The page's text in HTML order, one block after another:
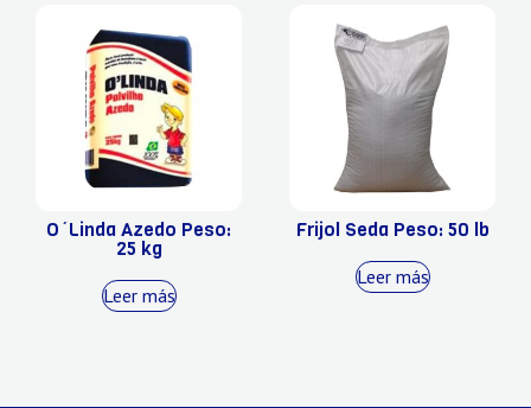
O´Linda Azedo Peso:
25 kg
Leer más
Frijol Seda Peso: 50 lb
Leer más